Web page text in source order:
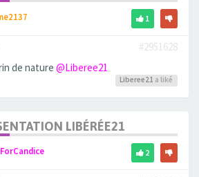
1
#2951628
de nature @Liberee21
Liberee21 a liké
LIBÉRÉE21
2